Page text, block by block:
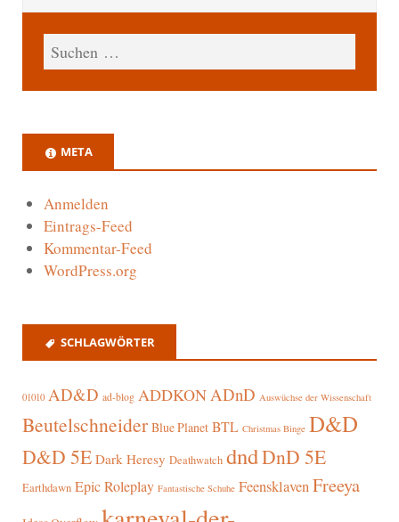
META
Anmelden
Eintrags-Feed
Kommentar-Feed
WordPress.org
SCHLAGWÖRTER
01010 AD&D ad-blog ADDKONADnD Auswüchse der Wissenschaft
Beutelschneider Blue Planet BTL Christmas Binge D&D
D&D 5E Dark Heresy Deathwatch dndDnD 5E
Earthdawn Epic Roleplay Fantastische Schuhe FeensklavenFreeya